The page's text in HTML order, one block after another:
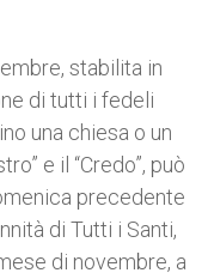
stabilita in
di tutti i fedeli
una chiesa o un
e il “Credo”, può
precedente
di Tutti i Santi,
di novembre, a